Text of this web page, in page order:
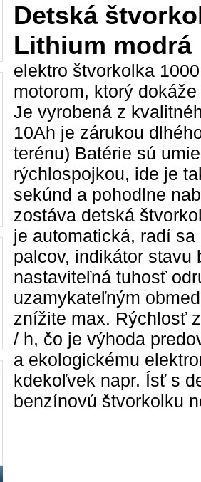
Detská
Lithium modrá
elektro štvorkolka
motorom, ktorý
Je vyrobená z
10Ah je zárukou
terénu) Batérie sú
rýchlospojkou, ide je
sekúnd a pohodlne
zostáva detská
je automatická, radí
palcov, indikátor stavu
nastaviteľná tuhosť
uzamykateľným
znížite max. Rýchlosť
/ h, čo je výhoda
a ekologickému
kdekoľvek napr. Ísť s
benzínovú štvorkolku